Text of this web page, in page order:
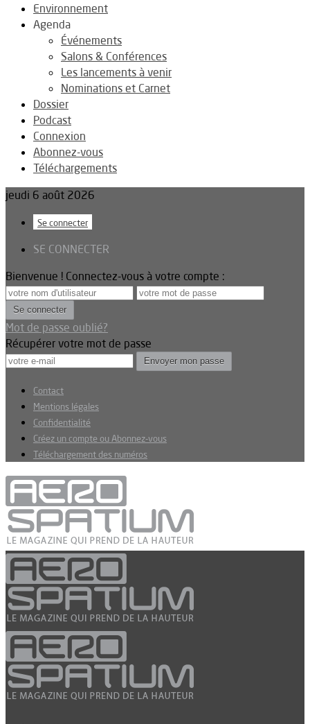
Environnement
Agenda
Événements
Salons & Conférences
Les lancements à venir
Nominations et Carnet
Dossier
Podcast
Connexion
Abonnez-vous
Téléchargements
jeudi 6 août 2026
Se connecter
SE CONNECTER
Bienvenue ! Connectez-vous à votre compte :
Mot de passe oublié?
Récupérer votre mot de passe
Contact
Mentions légales
Confidentialité
Créez un compte ou Abonnez-vous
Téléchargement des numéros